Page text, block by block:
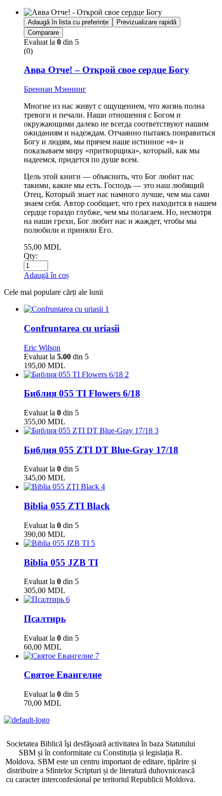
Adaugă în lista cu preferințe
Previzualizare rapidă
Comparare
Evaluat la 0 din 5
(0)
Авва Отче! – Открой свое сердце Богу
Бреннан Мэннинг
Многие из нас живут с ощущением, что жизнь полна
тревоги и печали. Наши отношения с Богом и
окружающими далеко не всегда соответствуют нашим
ожиданиям и надеждам. Отчаянно пытаясь понравиться
Богу и людям, мы прячем наше истинное «я» и
показываем миру «притворщика», который, как мы
надеемся, придется по душе всем.
Цель этой книги — объяснить, что Бог любит нас
такими, какие мы есть. Господь — это наш любящий
Отец, Который знает нас намного лучше, чем мы сами
знаем себя. Автор сообщает, что грех находится в нашем
сердце гораздо глубже, чем мы полагаем. Но, несмотря
на наши грехи, Бог любит нас и жаждет, чтобы мы
полюбили и приняли Его.
55,00 MDL
Qty:
Adaugă în coș
Cele mai populare cărți ale lunii
1
Confruntarea cu uriasii
Eric Wilson
Evaluat la 5.00 din 5
195,00 MDL
2
Библия 055 TI Flowers 6/18
Evaluat la 0 din 5
355,00 MDL
3
Библия 055 ZTI DT Blue-Gray 17/18
Evaluat la 0 din 5
345,00 MDL
4
Biblia 055 ZTI Black
Evaluat la 0 din 5
390,00 MDL
5
Biblia 055 JZB TI
Evaluat la 0 din 5
305,00 MDL
6
Псалтирь
Evaluat la 0 din 5
60,00 MDL
7
Святое Евангелие
Evaluat la 0 din 5
70,00 MDL
Societatea Biblică îşi desfăşoară activitatea în baza Statutului
SBM și în conformitate cu Constituția și legislația R.
Moldova. SBM este un centru important de editare, tipărire și
distribuire a Sfintelor Scripturi și de literatură duhovnicească
cu caracter interconfesional pe teritoriul Republicii Moldova.